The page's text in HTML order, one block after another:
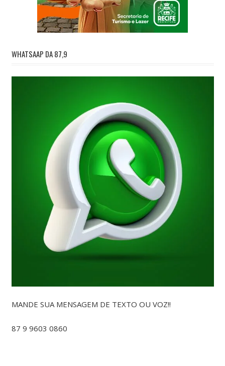
WHATSAAP DA 87,9
MANDE SUA MENSAGEM DE TEXTO OU VOZ!!
87 9 9603 0860